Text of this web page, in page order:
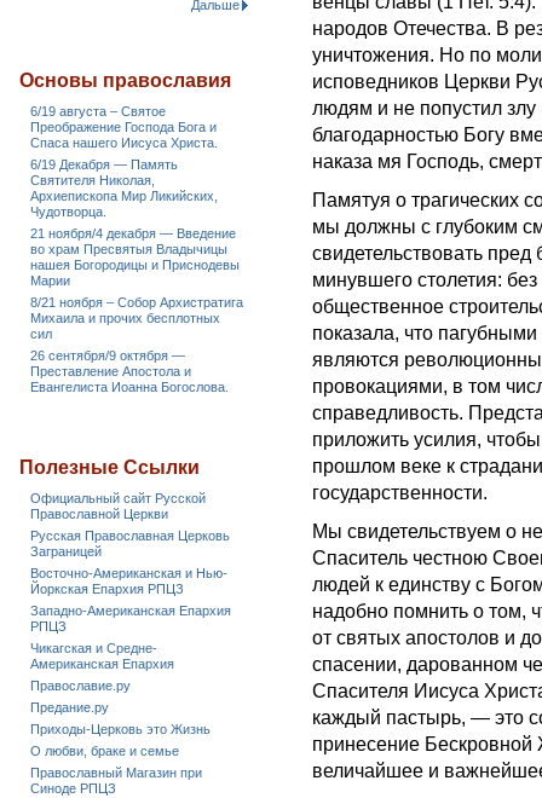
народов Отечества. В
уничтожения. Но по
исповедников Церкви
людям и не попустил
благодарностью Богу
наказа мя Господь,
Памятуя о трагических
мы должны с глубоким
свидетельствовать
минувшего столетия:
общественное
показала, что
являются
провокациями, в том
справедливость.
приложить усилия,
прошлом веке к
государственности.
Мы свидетельствуем о
Спаситель честною
людей к единству с
надобно помнить о том,
от святых апостолов и
спасении, дарованном
Спасителя Иисуса
каждый пастырь, — это
принесение Бескровной
величайшее и
Дальше
Основы православия
6/19 августа – Святое
Преображение Господа Бога и
Спаса нашего Иисуса Христа.
6/19 Декабря — Память
Святителя Николая,
Архиепископа Мир Ликийских,
Чудотворца.
21 ноября/4 декабря — Введение
во храм Пресвятыя Владычицы
нашея Богородицы и Приснодевы
Марии
8/21 ноября – Собор Архистратига
Михаила и прочих бесплотных
сил
26 сентября/9 октября —
Преставление Апостола и
Евангелиста Иоанна Богослова.
Полезные Ссылки
Официальный сайт Русской
Православной Церкви
Русская Православная Церковь
Заграницей
Восточно-Американская и Нью-
Йоркская Епархия РПЦЗ
Западно-Американская Епархия
РПЦЗ
Чикагская и Средне-
Американская Епархия
Православие.ру
Предание.ру
Приходы-Церковь это Жизнь
О любви, браке и семье
Православный Магазин при
Синоде РПЦЗ